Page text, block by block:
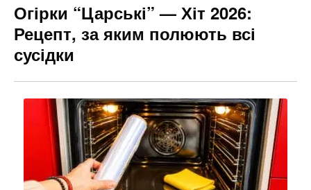
Огірки “Царські” — Хіт 2026:
Рецепт, за яким полюють всі
сусідки